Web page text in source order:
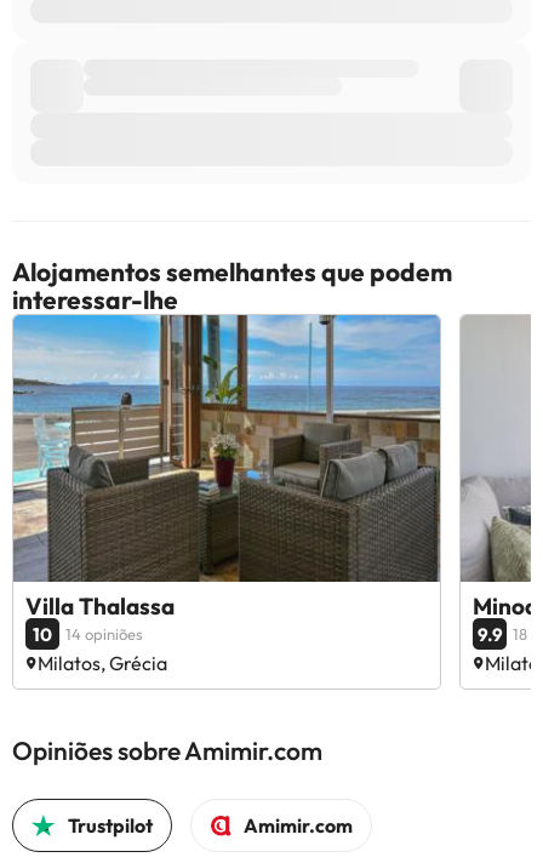
Alojamentos semelhantes que podem
interessar-lhe
Villa Thalassa
10 14 opiniões
Milatos, Grécia
9.9 18
Opiniões sobre Amimir.com
Trustpilot Amimir.com